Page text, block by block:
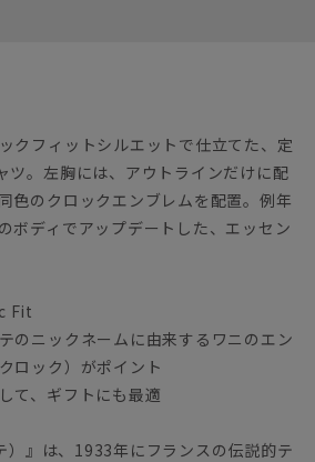
クフィットシルエットで仕立てた、定
ツ。左胸には、アウトラインだけに配
色のクロックエンブレムを配置。例年
ボディでアップデートした、エッセン
Fit
のニックネームに由来するワニのエン
ロック）がポイント
て、ギフトにも最適
）』は、1933年にフランスの伝説的テ